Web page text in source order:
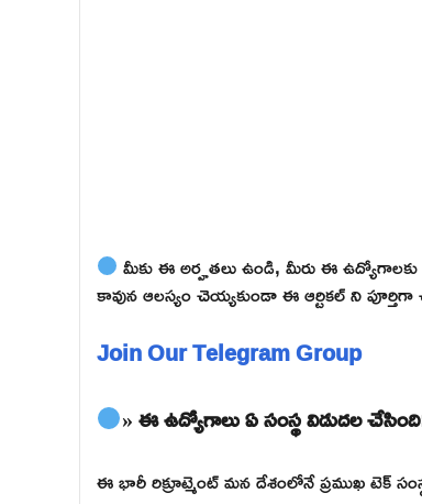
మీకు ఈ అర్హతలు ఉండి, మీరు ఈ
కావున ఆలస్యం చెయ్యకుండా ఈ ఆర్టికల్ ని పూర్తిగా
Join Our Telegram Group
» ఈ ఉద్యోగాలు ఏ సంస్థ విడుదల
ఈ భారీ రిక్రూట్మెంట్ మన దేశంలోనే ప్రముఖ టెక్